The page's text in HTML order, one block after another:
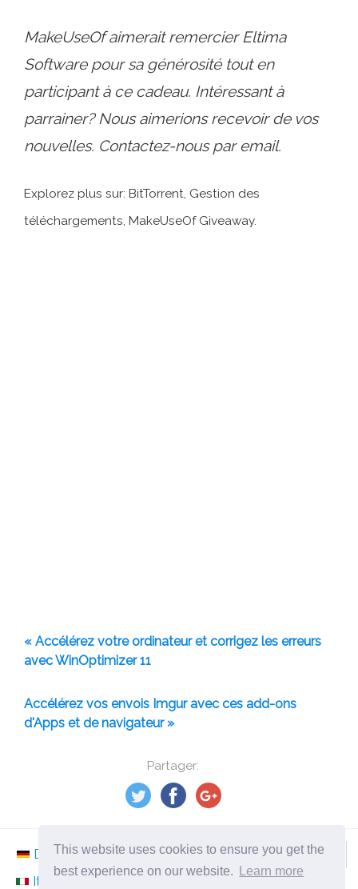
This website uses cookies to ensure you get the
best experience on our website.
Learn more
Partager:
MakeUseOf aimerait remercier Eltima
Software pour sa générosité tout en
participant à ce cadeau. Intéressant à
parrainer? Nous aimerions recevoir de vos
nouvelles. Contactez-nous par email.
Explorez plus sur: BitTorrent, Gestion des
téléchargements, MakeUseOf Giveaway.
« Accélérez votre ordinateur et corrigez les erreurs
avec WinOptimizer 11
Accélérez vos envois Imgur avec ces add-ons
d'Apps et de navigateur »
Deutsch Nederlands Svenska
Norsk
Italiano
Español Românesc